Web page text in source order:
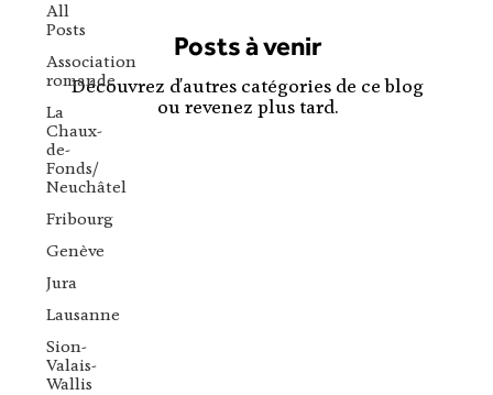
All
Posts
Association
romande
La
Chaux-
de-
Fonds/
Neuchâtel
Fribourg
Genève
Jura
Lausanne
Sion-
Valais-
Wallis
Posts à venir
Découvrez d'autres catégories de ce blog
ou revenez plus tard.